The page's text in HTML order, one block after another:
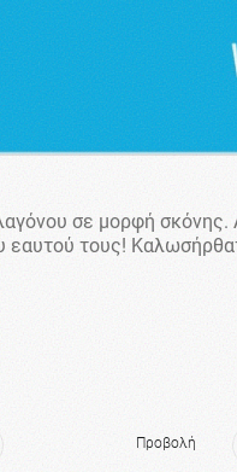
σε μορφή σκόνης.
εαυτού τους!
Προβολή